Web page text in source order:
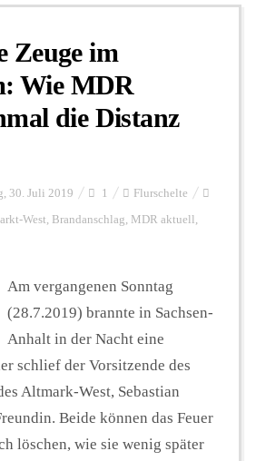
Beiträge
Seminare
Zeuge im
Wie MDR
die Distanz
30. Juli 2019 1 Flurschelte
West, Brandanschlag, MDR aktuell ,
Am vergangenen Sonntag
(28.7.2019) brannte in Sachsen-
Anhalt in der Nacht eine
schlief der Vorsitzende des
Altmark-West, Sebastian
Beide können das Feuer
löschen, wie sie wenig später